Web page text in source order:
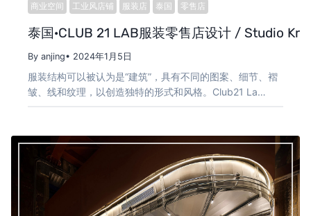
商业空间 工业风店铺 服装店 泰国 零售店
泰国·CLUB 21 LAB服装零售店设计 / Studio
By anjing• 2024年1月5日
服装结构可以被认为是“建筑”，具有不同的图案、细节、褶
皱、线和纹理，以创造独特的形式和风格。Club21 La…